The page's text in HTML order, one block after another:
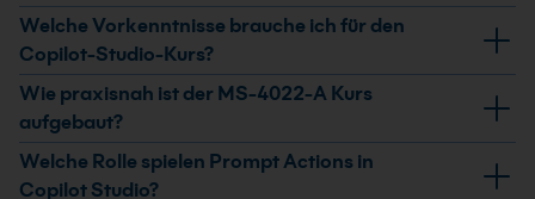
eigenes Wissen, Starter Prompts, Prompt Actions und
Connector Actions für unternehmensspezifische
Szenarien.
Das Seminar richtet sich an Personen, die Microsoft
365 Copilot gezielt an eigene Geschäftsprozesse,
Wissensquellen und Services anbinden wollen. Es
passt besonders für Teams, die Copilot Studio
praxisnah einsetzen möchten.
Welche Vorkenntnisse brauche ich für den
Copilot-Studio-Kurs?
Ein Grundverständnis von Microsoft 365 und Microsoft
365 Copilot erleichtert den Einstieg. Der Kurs
konzentriert sich auf die praktische Arbeit mit
deklarativen Agents, Wissen, Aktionen und
Wie praxisnah ist der MS-4022-A Kurs
aufgebaut?
Der Kurs enthält praktische Übungen zum Erstellen
deklarativer Agents, zum Hinzufügen eigenen Wissens
Welche Rolle spielen Prompt Actions in
Copilot Studio?